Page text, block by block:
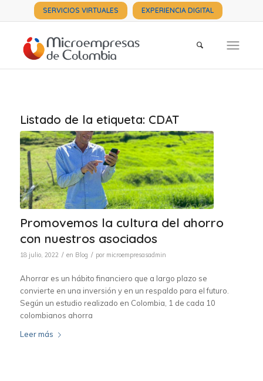
SERVICIOS VIRTUALES EXPERIENCIA DIGITAL
Listado de la etiqueta: CDAT
Promovemos la cultura del ahorro
con nuestros asociados
18 julio, 2022 / en Blog / por microempresasadmin
Ahorrar es un hábito financiero que a largo plazo se
convierte en una inversión y en un respaldo para el futuro.
Según un estudio realizado en Colombia, 1 de cada 10
colombianos ahorra
Leer más